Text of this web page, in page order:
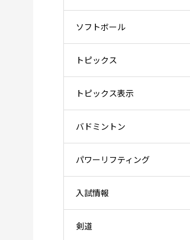
ソフトボール
トピックス
トピックス表示
バドミントン
パワーリフティング
入試情報
剣道